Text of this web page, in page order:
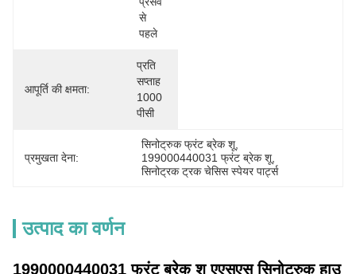
से
पहले
आपूर्ति की क्षमता:
प्रति
सप्ताह
1000
पीसी
प्रमुखता देना:
सिनोट्रुक फ्रंट ब्रेक शू
199000440031 फ्रंट ब्रेक शू
सिनोट्रक ट्रक चेसिस स्पेयर पार्ट्स
उत्पाद का वर्णन
1990000440031 फ्रंट ब्रेक शू एएसएस सिनोट्रुक हाउ